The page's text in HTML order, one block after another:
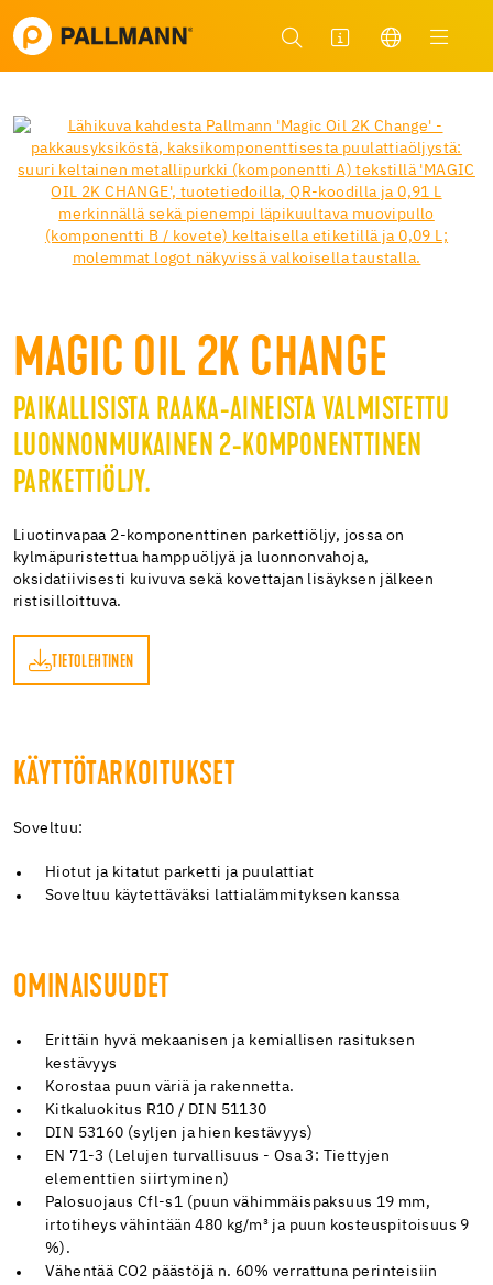
MAGIC OIL 2K CHANGE
PAIKALLISISTA RAAKA-AINEISTA VALMISTETTU
LUONNONMUKAINEN 2-KOMPONENTTINEN
PARKETTIÖLJY.
Liuotinvapaa 2-komponenttinen parkettiöljy, jossa on
kylmäpuristettua hamppuöljyä ja luonnonvahoja,
oksidatiivisesti kuivuva sekä kovettajan lisäyksen jälkeen
ristisilloittuva.
TIETOLEHTINEN
KÄYTTÖTARKOITUKSET
Soveltuu:
Hiotut ja kitatut parketti ja puulattiat
Soveltuu käytettäväksi lattialämmityksen kanssa
OMINAISUUDET
Erittäin hyvä mekaanisen ja kemiallisen rasituksen
kestävyys
Korostaa puun väriä ja rakennetta.
Kitkaluokitus R10 / DIN 51130
DIN 53160 (syljen ja hien kestävyys)
EN 71-3 (Lelujen turvallisuus - Osa 3: Tiettyjen
elementtien siirtyminen)
Palosuojaus Cfl-s1 (puun vähimmäispaksuus 19 mm,
irtotiheys vähintään 480 kg/m³ ja puun kosteuspitoisuus 9
%).
Vähentää CO2 päästöjä n. 60% verrattuna perinteisiin